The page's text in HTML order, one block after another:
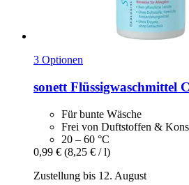
3 Optionen
sonett Flüssigwaschmittel
Für bunte Wäsche
Frei von Duftstoffen &
20 – 60 °C
0,99 € (8,25 € / l)
Zustellung bis 12. August